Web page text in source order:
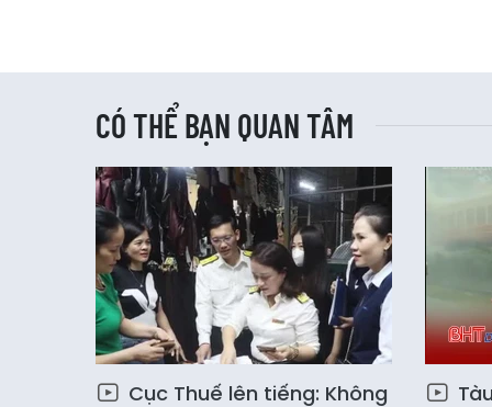
CÓ THỂ BẠN QUAN TÂM
Cục Thuế lên tiếng: Không